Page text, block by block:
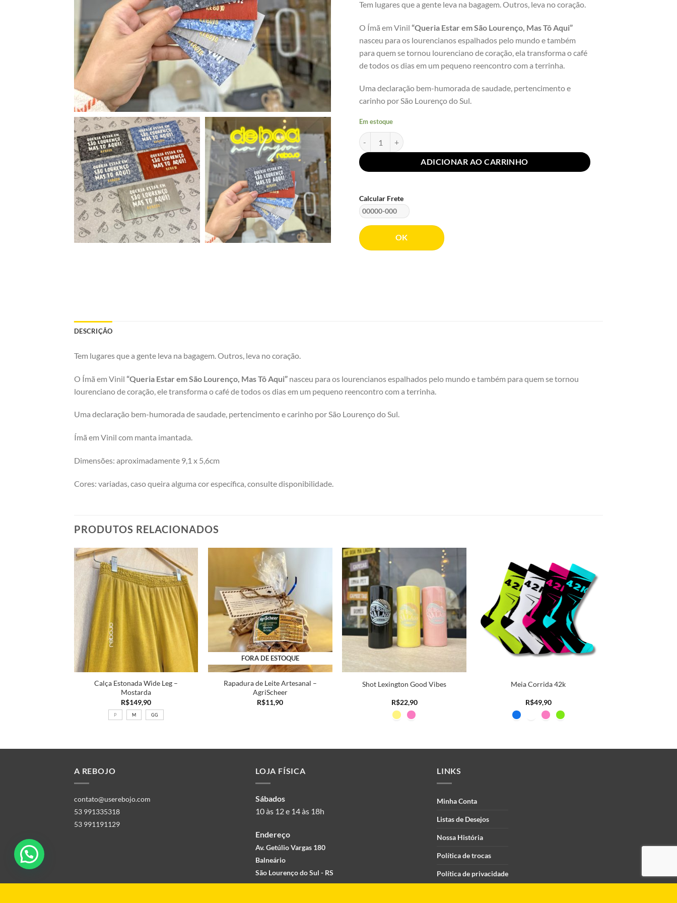
Tem lugares que a gente leva na bagagem. Outros, leva no coração.
O Ímã em Vinil “Queria Estar em São Lourenço, Mas Tô Aqui”
nasceu para os lourencianos espalhados pelo mundo e também
para quem se tornou lourenciano de coração, ela transforma o café
de todos os dias em um pequeno reencontro com a terrinha.
Uma declaração bem-humorada de saudade, pertencimento e
carinho por São Lourenço do Sul.
Em estoque
Imã Vinílico "Queria estar em São Lourenço mas to aqui" | Rebojo® quantidade
ADICIONAR AO CARRINHO
Calcular Frete
OK
DESCRIÇÃO
Tem lugares que a gente leva na bagagem. Outros, leva no coração.
O Ímã em Vinil “Queria Estar em São Lourenço, Mas Tô Aqui” nasceu para os lourencianos espalhados pelo mundo e também para quem se tornou
lourenciano de coração, ele transforma o café de todos os dias em um pequeno reencontro com a terrinha.
Uma declaração bem-humorada de saudade, pertencimento e carinho por São Lourenço do Sul.
Ímã em Vinil com manta imantada.
Dimensões: aproximadamente 9,1 x 5,6cm
Cores: variadas, caso queira alguma cor específica, consulte disponibilidade.
PRODUTOS RELACIONADOS
Adicionar
a minha
lista
Calça Estonada Wide Leg –
Mostarda
R$149,90
P M GG
FORA DE ESTOQUE
Rapadura de Leite Artesanal –
AgriScheer
R$11,90
Adicionar
a minha
lista
Shot Lexington Good Vibes
R$22,90
Adicionar
a minha
lista
Meia Corrida 42k
R$49,90
A REBOJO
contato@userebojo.com
53 991335318
53 991191129
LOJA FÍSICA
Sábados
10 às 12 e 14 às 18h
Endereço
Av. Getúlio Vargas 180
Balneário
São Lourenço do Sul - RS
LINKS
Minha Conta
Listas de Desejos
Nossa História
Política de trocas
Política de privacidade